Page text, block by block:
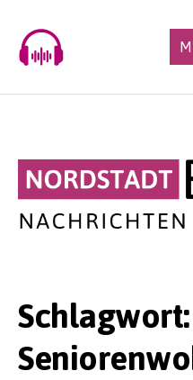
content
Schlagwort: